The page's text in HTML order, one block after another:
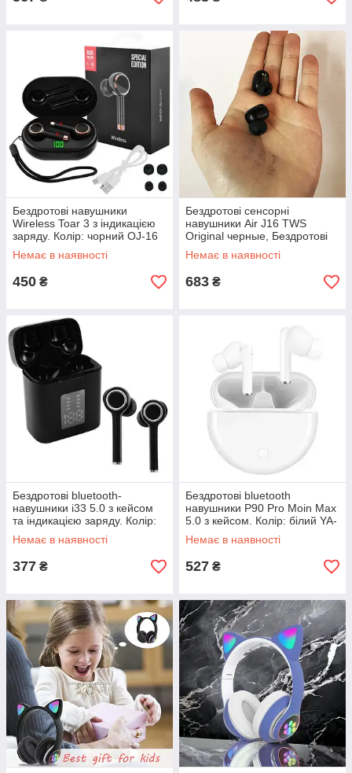
Бездротові навушники
Wireless Toar 3 з індикацією
заряду. Колір: чорний OJ-16
Немає в наявності
450 ₴
Бездротові сенсорні
навушники Air J16 TWS
Original черные, Бездротові
bluetooth навушники-
гарнітура BS-10
Немає в наявності
683 ₴
Бездротові bluetooth-
навушники i33 5.0 з кейсом
та індикацією заряду. Колір:
чорний JX-86
Немає в наявності
377 ₴
Бездротові bluetooth
навушники P90 Pro Moin Max
5.0 з кейсом. Колір: білий YA-
19
Немає в наявності
527 ₴